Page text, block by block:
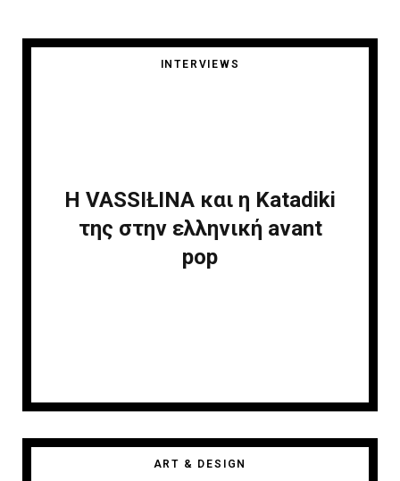
INTERVIEWS
Η VASSIŁINA και η Κatadiki
της στην ελληνική avant
pop
ART & DESIGN